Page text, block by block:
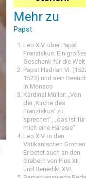
Mehr zu
Papst
Leo XIV. über Papst
Franziskus: Ein
Geschenk für die Welt
Papst Hadrian VI.
1523) und sein Besuch
in Monaco
Kardinal Müller: „Von
der ‚Kirche des
Franziskus‘ zu
sprechen“, „das ist für
mich eine Häresie“
Leo XIV. in den
Vatikanischen Grotten:
Er betet auch an den
Gräbern von Pius XII.
und Benedikt XVI.